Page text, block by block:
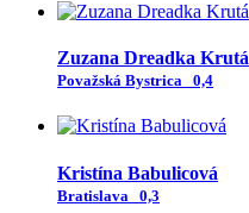
Zuzana Dreadka Krutá
Považská Bystrica 0,4
Kristína Babulicová
Bratislava 0,3